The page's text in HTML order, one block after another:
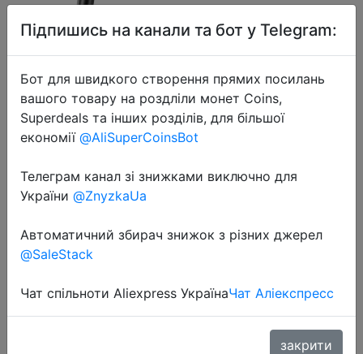
2022-10-24
Электросамокат KUGOO A1 до 100
Підпишись на канали та бот у Telegram:
Бот для швидкого створення прямих посилань
вашого товару на роздліли монет Coins,
Superdeals та інших розділів, для більшої
економії @AliSuperCoinsBot
Телеграм канал зі знижками виключно для
України @ZnyzkaUa
Автоматичний збирач знижок з різних джерел
@SaleStack
Чат спільноти Aliexpress УкраїнаЧат Аліекспресс
закрити